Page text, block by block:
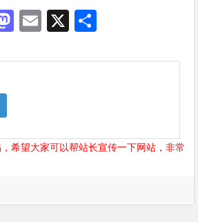
Mastodon
Email
X
希望大家可以帮站长宣传一下网站，非常